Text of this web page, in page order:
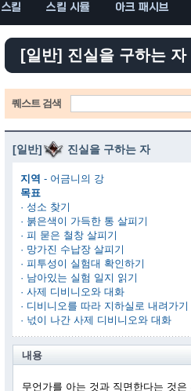
스킬 스킬 시뮬 아크 패시브
[일반] 진실을 구하는 자
퀘스트 검색
[일반] 진실을 구하는 자
지역 - 어금니의 강
목표
· 성소 찾기
· 붉은색이 가득한 통 살피기
· 피 묻은 철창 살피기
· 망가진 수납장 살피기
· 피투성이 실험대 확인하기
· 남아있는 실험 일지 읽기
· 사제 디비니오와 대화
· 디비니오를 따라 지하실로 내려가기
· 넋이 나간 사제 디비니오와 대화
내용
무언가를 아는 것과 직면한다는 것